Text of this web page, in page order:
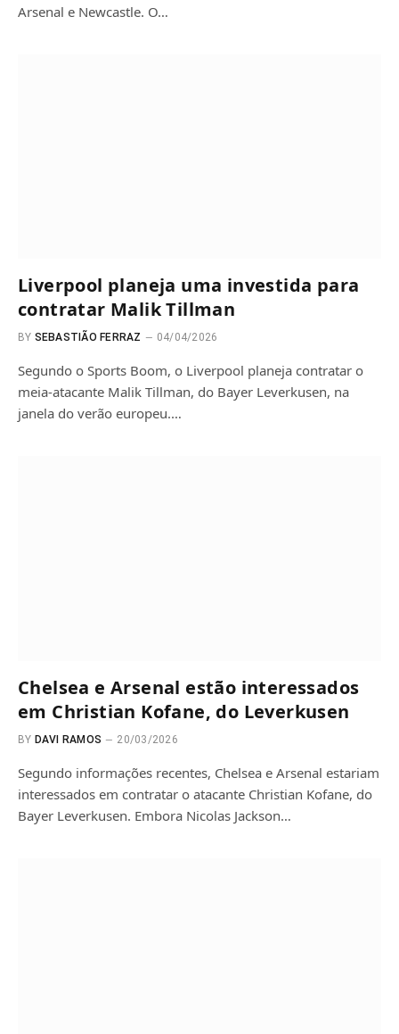
Arsenal e Newcastle. O…
Liverpool planeja uma investida para
contratar Malik Tillman
BY SEBASTIÃO FERRAZ 04/04/2026
Segundo o Sports Boom, o Liverpool planeja contratar o
meia-atacante Malik Tillman, do Bayer Leverkusen, na
janela do verão europeu.…
Chelsea e Arsenal estão interessados
em Christian Kofane, do Leverkusen
BY DAVI RAMOS 20/03/2026
Segundo informações recentes, Chelsea e Arsenal estariam
interessados em contratar o atacante Christian Kofane, do
Bayer Leverkusen. Embora Nicolas Jackson…